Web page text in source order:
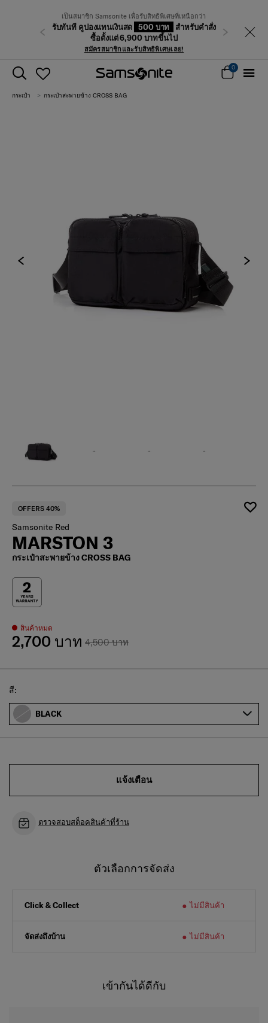
เป็นสมาชิก Samsonite เพื่อรับสิทธิพิเศษที่เหนือกว่า
รับทันที คูปองแทนเงินสด 500 บาท
สำหรับคำสั่ง
ซื้อตั้งแต่ 6,900 บาทขึ้นไป
สมัครสมาชิกและรับสิทธิพิเศษเลย!
ก่อนหน้า ถัดไป
0
กระเป๋า กระเป๋าสะพายข้าง CROSS BAG
OFFERS 40%
Samsonite Red
MARSTON 3
กระเป๋าสะพายข้าง CROSS BAG
สินค้าหมด
4,500 บาท
2,700 บาท
Select
สี:
BLACK
แจ้งเตือน
ตรวจสอบสต็อคสินค้าที่ร้าน
ตัวเลือกการจัดส่ง
Click & Collect ไม่มีสินค้า
จัดส่งถึงบ้าน ไม่มีสินค้า
เข้ากันได้ดีกับ